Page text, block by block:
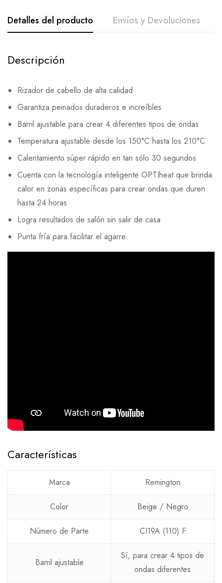
Detalles del producto Envíos y Devoluciones
Descripción
Rizador de cabello de alta calidad
Garantiza peinados duraderos e increíbles
Barril ajustable para crear 4 diferentes tipos de ondas
Temperatura ajustable desde los 150°C hasta los 210°C
Calentamiento súper rápido en tan sólo 30 segundos
Cuenta con la tecnología inteligente OPTIheat que brinda
calor en zonas específicas para crear ondas que duren
hasta 24 horas
Logra resultados de salón sin salir de casa
Punta fría para facilitar el agarre
Características
Marca Remington
Color Beige / Negro
Número de Parte CI19A (110) F
Barril ajustable
Sí, para crear 4 tipos de
ondas diferentes